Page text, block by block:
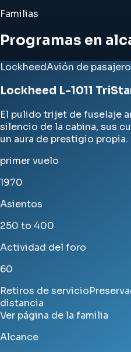
Familias
Programas en
LockheedAvión de
Lockheed L-1011
El pulido trijet de fuselaje
silencio de la cabina, sus
un aura de prestigio propia.
primer vuelo
1970
Asientos
250 to 400
Actividad del foro
60
Retiros de servicio
distancia
Ver página de la familia
Alcance